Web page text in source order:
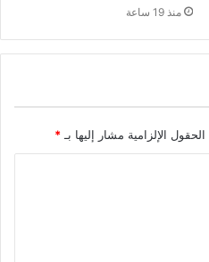
منذ 19 ساعة
الحقول الإلزامية مشار إليها بـ *